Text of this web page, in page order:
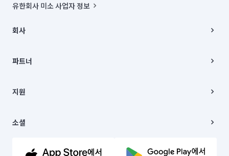
유한회사 미소 사업자 정보
00019 |
주소 | 본사: 서울특별시 종로구 율곡로 6(중학동, 트윈트리빌딩) B동 5층
컨택센터 : 서울특별시 종로구 수송동 율곡로 24, 7층, 8층 미소
상품, 상품정보, 거래에 관한 의무와 책임은 거래당사자에게 있습니다.
언론 보도 관련 문의:
© 유한회사 미소. Miso, Inc. All Rights Reserved.
회사
채용
파트너
이사
지원
이용약관
문의하기
소셜
유튜브